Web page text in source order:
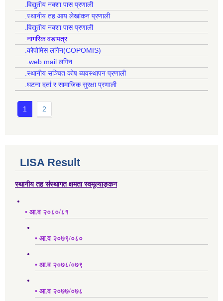
.विद्युतीय नक्शा पास प्रणाली
.स्थानीय तह आय लेखांकन प्रणाली
.विद्युतीय नक्शा पास प्रणाली
.नागरिक वडापत्र
.कोपोमिस लगिन(COPOMIS)
.web mail लगिन
.स्थानीय सञ्चित कोष ब्यवस्थापन प्रणाली
.घटना दर्ता र सामाजिक सुरक्षा प्रणाली
1 2
LISA Result
स्थानीय तह संस्थागत क्षमता स्वमूल्याङ्कन
• आ.व २०८०/८१
• आ.व २०७९/०८०
• आ.व २०७८/०७९
• आ.व २०७७/०७८